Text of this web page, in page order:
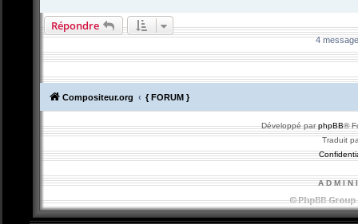
Répondre
4
Compositeur.org { FORUM }
Développé parphpBB®
Traduit
A D M I N